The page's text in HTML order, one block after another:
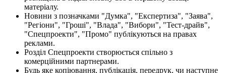
матеріалу.
Новини з позначками "Думка", "Експертиза", "Заява",
"Регіони", "Гроші", "Влада", "Вибори", "Тест-драйв",
"Спецпроекти", "Промо" публікуються на правах
реклами.
Розділ Спецпроекти створюється спільно з
комерційними партнерами.
Будь яке копіювання, публікація, передрук, чи наступне